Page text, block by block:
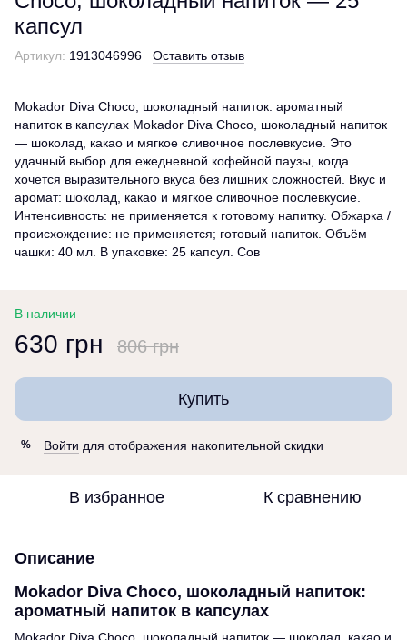
капсул
Артикул: 1913046996 Оставить отзыв
Mokador Diva Choco, шоколадный напиток: ароматный
напиток в капсулах Mokador Diva Choco, шоколадный напиток
— шоколад, какао и мягкое сливочное послевкусие. Это
удачный выбор для ежедневной кофейной паузы, когда
хочется выразительного вкуса без лишних сложностей. Вкус и
аромат: шоколад, какао и мягкое сливочное послевкусие.
Интенсивность: не применяется к готовому напитку. Обжарка /
происхождение: не применяется; готовый напиток. Объём
чашки: 40 мл. В упаковке: 25 капсул. Сов
В наличии
630 грн 806 грн
Купить
% Войти для отображения накопительной скидки
В избранное К сравнению
Описание
Mokador Diva Choco, шоколадный напиток:
ароматный напиток в капсулах